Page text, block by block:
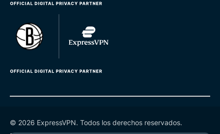
© 2026 ExpressVPN. Todos los derechos reservados.